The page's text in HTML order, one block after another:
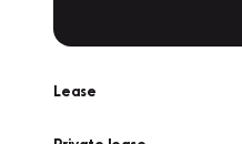
Lease